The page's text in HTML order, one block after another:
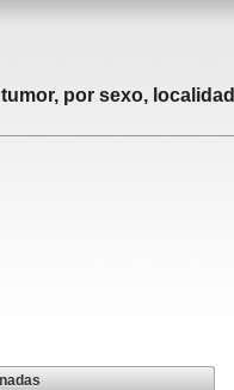
por sexo,